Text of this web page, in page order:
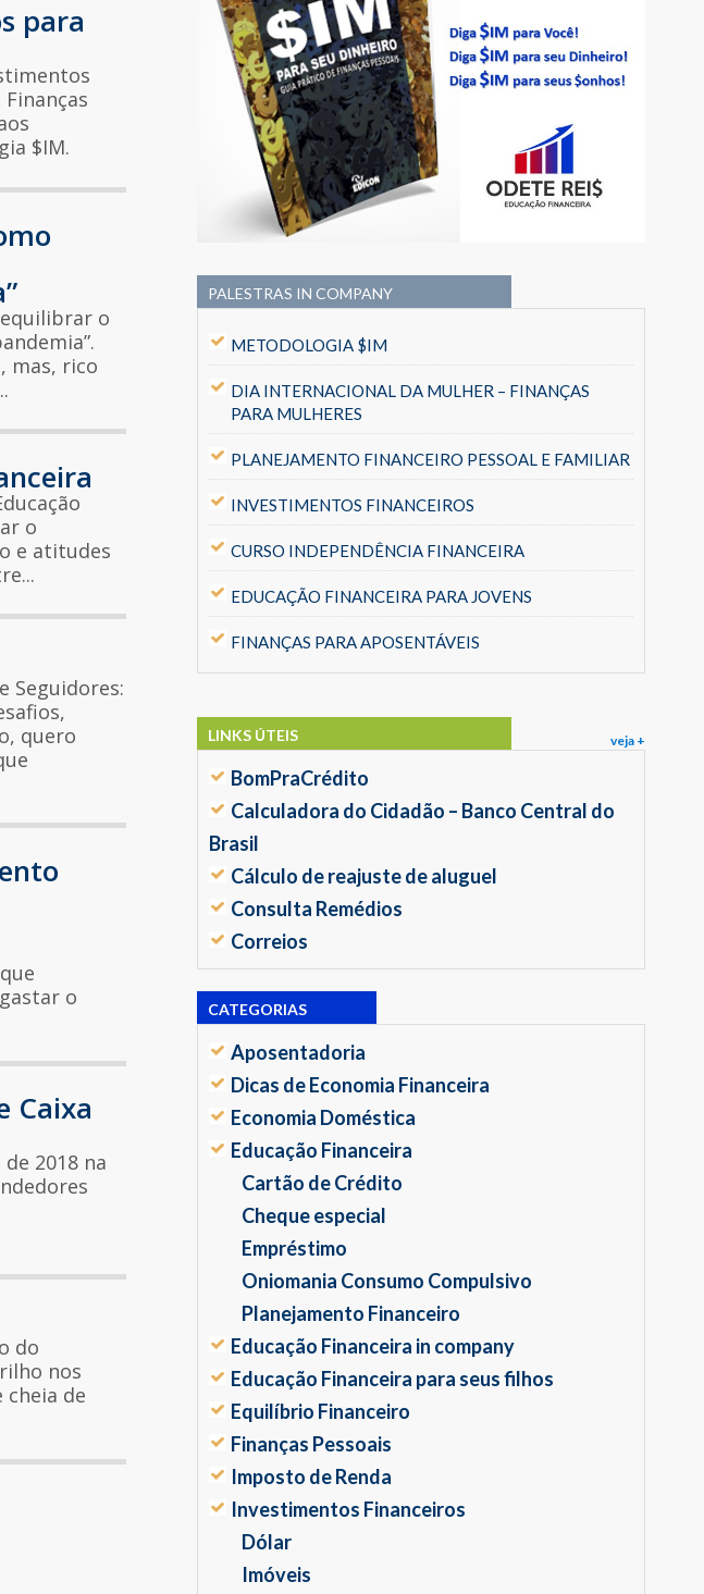
para
$IM.
o
mas, rico
o
e atitudes
Seguidores:
quero
o
Caixa
de 2018 na
do
nos
de
PALESTRAS IN COMPANY
METODOLOGIA $IM
DIA INTERNACIONAL DA MULHER – FINANÇAS
PARA MULHERES
PLANEJAMENTO FINANCEIRO PESSOAL E FAMILIAR
INVESTIMENTOS FINANCEIROS
CURSO INDEPENDÊNCIA FINANCEIRA
EDUCAÇÃO FINANCEIRA PARA JOVENS
FINANÇAS PARA APOSENTÁVEIS
veja +
LINKS ÚTEIS
BomPraCrédito
Calculadora do Cidadão – Banco Central do
Brasil
Cálculo de reajuste de aluguel
Consulta Remédios
Correios
CATEGORIAS
Aposentadoria
Dicas de Economia Financeira
Economia Doméstica
Educação Financeira
Cartão de Crédito
Cheque especial
Empréstimo
Oniomania Consumo Compulsivo
Planejamento Financeiro
Educação Financeira in company
Educação Financeira para seus filhos
Equilíbrio Financeiro
Finanças Pessoais
Imposto de Renda
Investimentos Financeiros
Dólar
Imóveis